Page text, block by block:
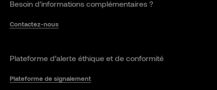
Besoin d'informations complémentaires ?
Contactez-nous
Plateforme d’alerte éthique et de conformité
Plateforme de signalement